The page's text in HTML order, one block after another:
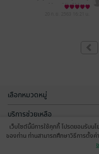
MzoxMjo0Mw==
เลือกหมวดหมู่
บริการช่วยเหลือ
เกี่ยวกับเรา
เว็บไซต์นี้มีการใช้คุกกี้ โปรดยอมรับน
ของท่าน ท่านสามารถศึกษาวิธีการตั้ง